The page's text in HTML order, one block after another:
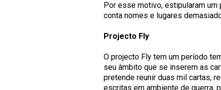
Por esse motivo, estipularam
conta nomes e lugares
Projecto Fly
O projecto Fly tem um período
seu âmbito que se inserem as
pretende reunir duas mil cartas,
escritas em ambiente de guerra,